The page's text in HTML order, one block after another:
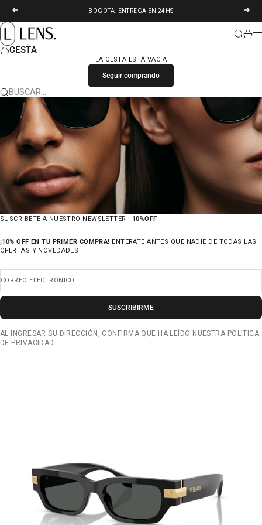
ANTERIOR
BOGOTA: ENTREGA EN 24HS
LENS. COLOMBIA
BUSCAR
CESTA
LA CESTA ESTÁ VACÍA
Seguir comprando
BUSCAR…
SUSCRIBETE A NUESTRO NEWSLETTER | 10%OFF
¡10% OFF EN TU PRIMER COMPRA! ENTERATE ANTES QUE NADIE DE TODAS LAS
OFERTAS Y NOVEDADES
CORREO ELECTRÓNICO
SUSCRIBIRME
AL INGRESAR SU DIRECCIÓN, CONFIRMA QUE HA LEÍDO NUESTRA POLÍTICA
DE PRIVACIDAD.